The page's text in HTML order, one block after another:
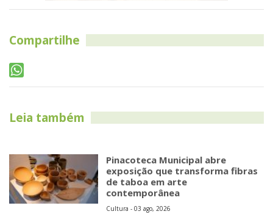
Compartilhe
Leia também
Pinacoteca Municipal abre
exposição que transforma fibras
de taboa em arte
contemporânea
Cultura - 03 ago, 2026